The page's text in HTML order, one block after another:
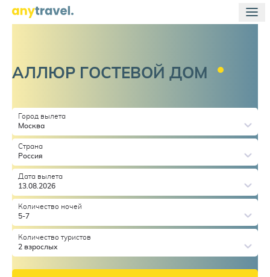
АЛЛЮР ГОСТЕВОЙ ДОМ
Город вылета
Москва
Страна
Россия
Дата вылета
13.08.2026
Количество ночей
5-7
Количество туристов
2 взрослых